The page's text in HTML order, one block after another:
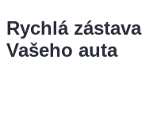
Rychlá zástava
Vašeho auta